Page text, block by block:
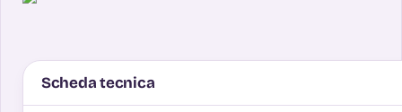
Scheda tecnica